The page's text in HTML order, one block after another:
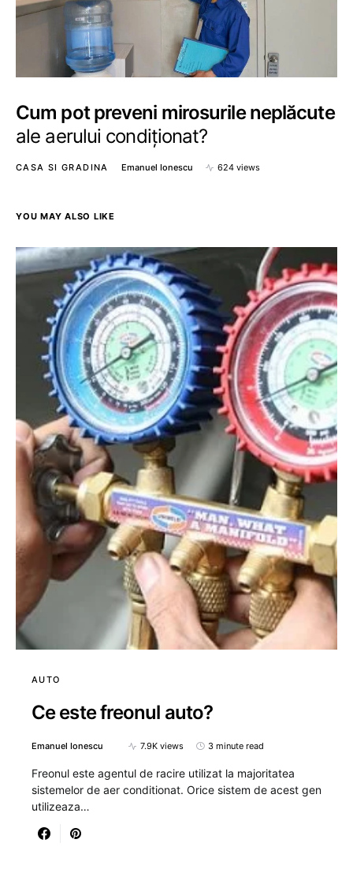
Cum pot preveni mirosurile neplăcute
ale aerului condiționat?
CASA SI GRADINA Emanuel Ionescu 624 views
YOU MAY ALSO LIKE
AUTO
Ce este freonul auto?
Emanuel Ionescu 7.9K views 3 minute read
Freonul este agentul de racire utilizat la majoritatea
sistemelor de aer conditionat. Orice sistem de acest gen
utilizeaza…